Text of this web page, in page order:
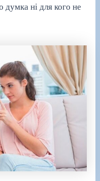
думка ні для кого не